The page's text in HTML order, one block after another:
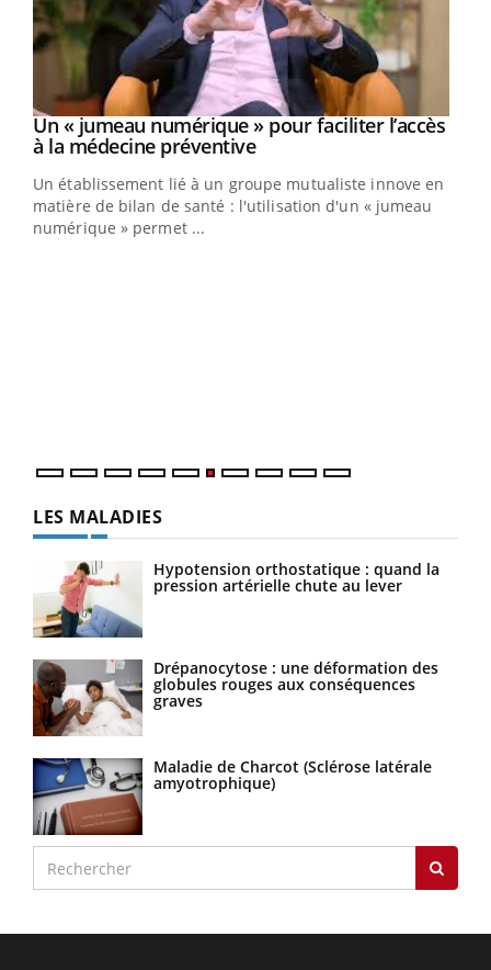
Youtube
Un « jumeau numérique » pour faciliter l’accès
à la médecine préventiveYoutube
Un établissement lié à un groupe mutualiste innove en
matière de bilan de santé : l'utilisation d'un « jumeau
numérique » permet ...
Youtube
COUP DE FOOD sur le diabèteYoutube
Coup de food sur le diabète, c'est votre nouveau rendez-
vous culinaire qui bouscule les idées reçues ! Dans cet
épisode, une ...
LES MALADIES
Hypotension orthostatique : quand la
pression artérielle chute au lever
Drépanocytose : une déformation des
globules rouges aux conséquences
graves
Maladie de Charcot (Sclérose latérale
amyotrophique)